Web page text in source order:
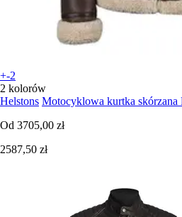
+-2
2 kolorów
Helstons Motocyklowa kurtka skórzana
Od 3705,00 zł
2587,50 zł